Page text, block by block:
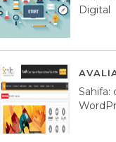
Digital
Sahifa: